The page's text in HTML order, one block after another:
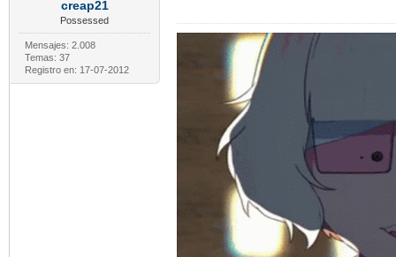
creap21
Possessed
Mensajes: 2.008
Temas: 37
Registro en: 17-07-2012